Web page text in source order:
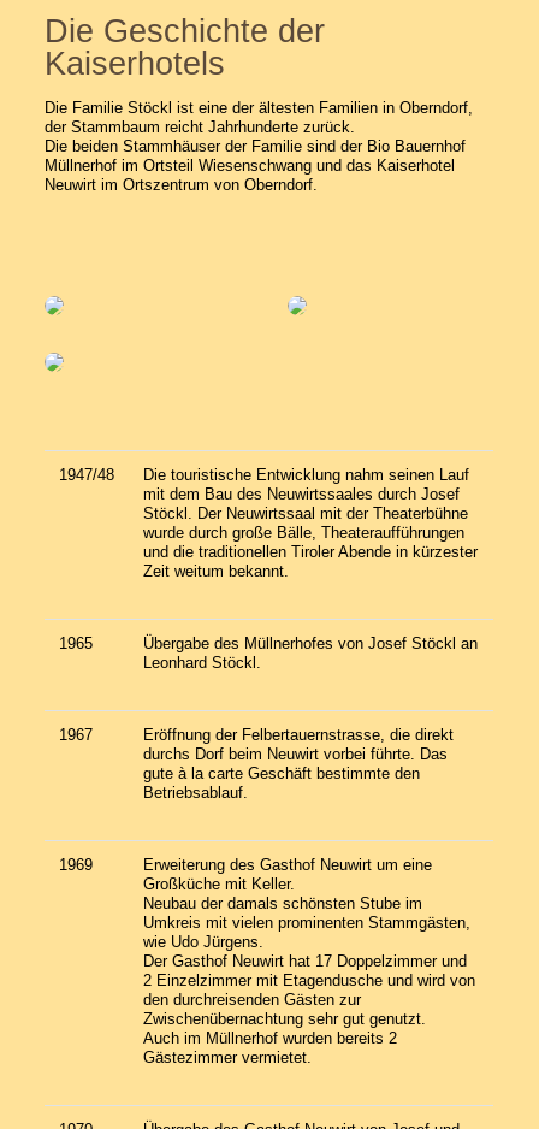
Die Geschichte der
Kaiserhotels
Die Familie Stöckl ist eine der ältesten Familien in Oberndorf,
der Stammbaum reicht Jahrhunderte zurück.
Die beiden Stammhäuser der Familie sind der Bio Bauernhof
Müllnerhof im Ortsteil Wiesenschwang und das Kaiserhotel
Neuwirt im Ortszentrum von Oberndorf.
1947/48
Die touristische Entwicklung nahm seinen Lauf
mit dem Bau des Neuwirtssaales durch Josef
Stöckl. Der Neuwirtssaal mit der Theaterbühne
wurde durch große Bälle, Theateraufführungen
und die traditionellen Tiroler Abende in kürzester
Zeit weitum bekannt.
1965
Übergabe des Müllnerhofes von Josef Stöckl an
Leonhard Stöckl.
1967
Eröffnung der Felbertauernstrasse, die direkt
durchs Dorf beim Neuwirt vorbei führte. Das
gute à la carte Geschäft bestimmte den
Betriebsablauf.
1969
Erweiterung des Gasthof Neuwirt um eine
Großküche mit Keller.
Neubau der damals schönsten Stube im
Umkreis mit vielen prominenten Stammgästen,
wie Udo Jürgens.
Der Gasthof Neuwirt hat 17 Doppelzimmer und
2 Einzelzimmer mit Etagendusche und wird von
den durchreisenden Gästen zur
Zwischenübernachtung sehr gut genutzt.
Auch im Müllnerhof wurden bereits 2
Gästezimmer vermietet.